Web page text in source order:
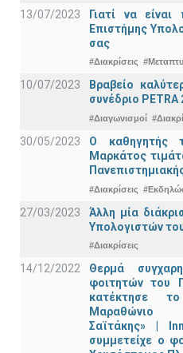
13/07/2023
Γιατί να
Επιστήμης
σας
#Διακρίσεις
10/07/2023
Βραβείο
συνέδριο PETRA
#Διαγωνισμοί
30/05/2023
Ο καθηγητής
Μαρκάτος
#Διακρίσεις
27/03/2023
Άλλη μία
Υπολογιστών
#Διακρίσεις
14/12/2022
Θερμά
φοιτητών του
κατέκτησε
Μαραθώνιο
Σαϊτάκης» |
συμμετείχε ο